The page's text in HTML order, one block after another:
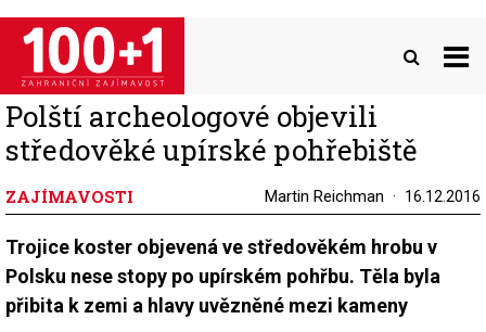
Přejít
hlavnímu
obsahu
Polští archeologové objevili
středověké upírské pohřebiště
ZAJÍMAVOSTI Martin Reichman 16.12.2016
Trojice koster objevená ve středověkém hrobu v
Polsku nese stopy po upírském pohřbu. Těla byla
přibita k zemi a hlavy uvězněné mezi kameny